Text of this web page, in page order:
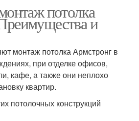
потолка
и
монтаж потолка Армстронг в
при отделке офисов,
кафе, а также они неплохо
квартир.
потолочных конструкций